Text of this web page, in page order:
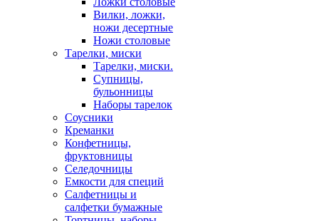
Вилки, ложки,
ножи десертные
Ножи столовые
Тарелки, миски
Тарелки, миски.
Супницы,
бульонницы
Наборы тарелок
Соусники
Креманки
Конфетницы,
фруктовницы
Селедочницы
Емкости для специй
Салфетницы и
салфетки бумажные